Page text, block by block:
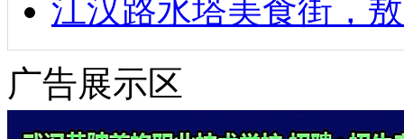
江汉路水塔美食街，
广告展示区